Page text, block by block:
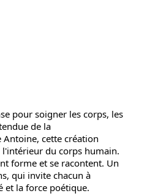
pour soigner les corps, les
de la
cette création
du corps humain.
forme et se racontent. Un
qui invite chacun à
et la force poétique.